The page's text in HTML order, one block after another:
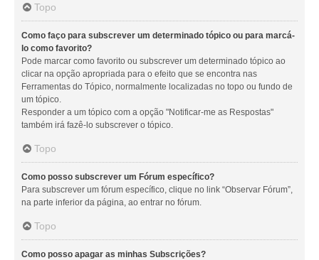
Topo
Como faço para subscrever um determinado tópico ou para marcá-
lo como favorito?
Pode marcar como favorito ou subscrever um determinado tópico ao
clicar na opção apropriada para o efeito que se encontra nas
Ferramentas do Tópico, normalmente localizadas no topo ou fundo de
um tópico.
Responder a um tópico com a opção "Notificar-me as Respostas"
também irá fazê-lo subscrever o tópico.
Topo
Como posso subscrever um Fórum específico?
Para subscrever um fórum específico, clique no link “Observar Fórum”,
na parte inferior da página, ao entrar no fórum.
Topo
Como posso apagar as minhas Subscrições?